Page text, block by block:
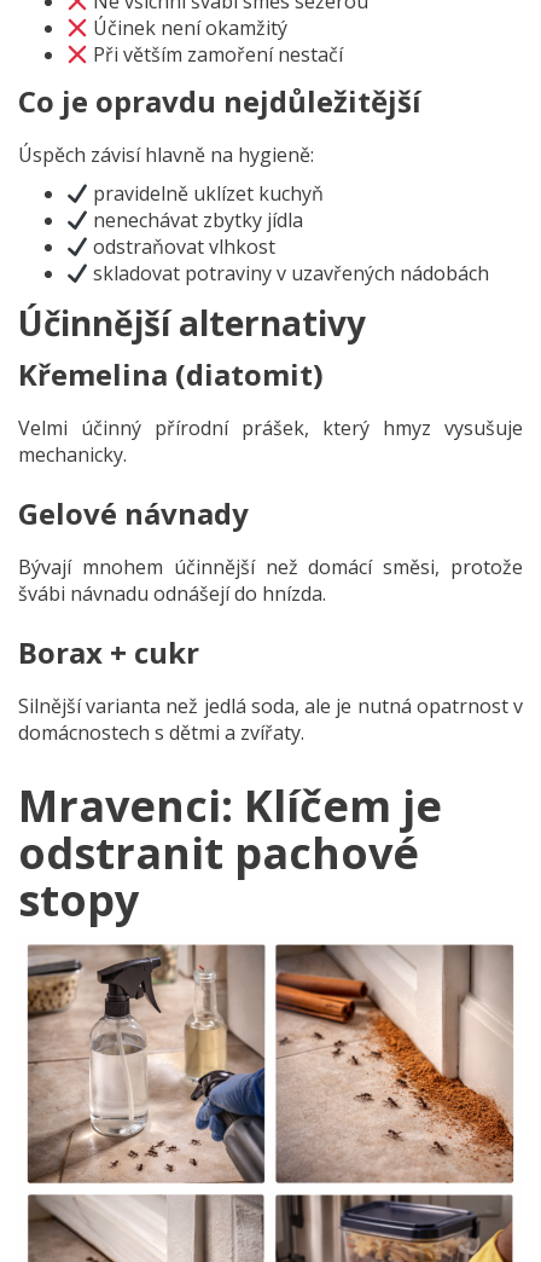
Účinek není okamžitý
Při větším zamoření nestačí
Co je opravdu nejdůležitější
Úspěch závisí hlavně na hygieně:
pravidelně uklízet kuchyň
nenechávat zbytky jídla
odstraňovat vlhkost
skladovat potraviny v uzavřených nádobách
Účinnější alternativy
Křemelina (diatomit)
Velmi účinný přírodní prášek, který hmyz vysušuje
mechanicky.
Gelové návnady
Bývají mnohem účinnější než domácí směsi, protože
švábi návnadu odnášejí do hnízda.
Borax + cukr
Silnější varianta než jedlá soda, ale je nutná opatrnost v
domácnostech s dětmi a zvířaty.
Mravenci: Klíčem je
odstranit pachové
stopy